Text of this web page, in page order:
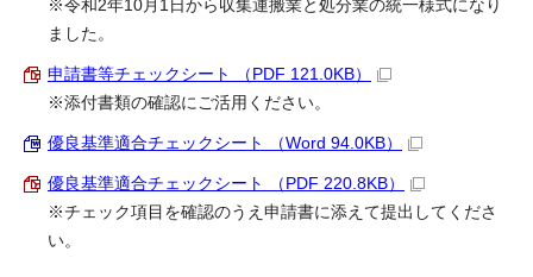
※令和2年10月1日から収集運搬業と処分業の統一様式になり
ました。
申請書等チェックシート （PDF 121.0KB）
※添付書類の確認にご活用ください。
優良基準適合チェックシート （Word 94.0KB）
優良基準適合チェックシート （PDF 220.8KB）
※チェック項目を確認のうえ申請書に添えて提出してくださ
い。